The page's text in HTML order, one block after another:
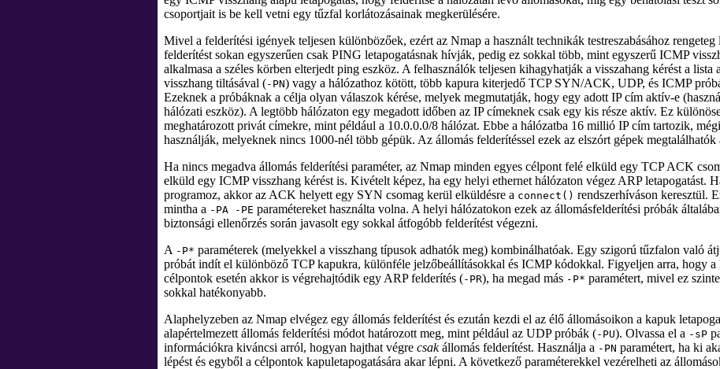
csoportjait is be kell vetni egy tűzfal korlátozásainak megkerülésére.
Mivel a felderítési igények teljesen különbözőek, ezért az Nmap a használt technikák testreszabásához
felderítést sokan egyszerűen csak PING letapogatásnak hívják, pedig ez sokkal több, mint egyszerű ICMP
alkalmasa a széles körben elterjedt ping eszköz. A felhasználók teljesen kihagyhatják a visszahang kérést a lista
visszhang tiltásával (-PN) vagy a hálózathoz kötött, több kapura kiterjedő TCP SYN/ACK, UDP, és ICMP
Ezeknek a próbáknak a célja olyan válaszok kérése, melyek megmutatják, hogy egy adott IP cím aktív-e
hálózati eszköz). A legtöbb hálózaton egy megadott időben az IP címeknek csak egy kis része aktív. Ez
meghatározott privát címekre, mint például a 10.0.0.0/8 hálózat. Ebbe a hálózatba 16 millió IP cím tartozik,
használják, melyeknek nincs 1000-nél több gépük. Az állomás felderítéssel ezek az elszórt gépek megtalálhatók
Ha nincs megadva állomás felderítési paraméter, az Nmap minden egyes célpont felé elküld egy TCP ACK
elküld egy ICMP visszhang kérést is. Kivételt képez, ha egy helyi ethernet hálózaton végez ARP letapogatást.
programoz, akkor az ACK helyett egy SYN csomag kerül elküldésre a connect() rendszerhíváson keresztül.
mintha a -PA -PE paramétereket használta volna. A helyi hálózatokon ezek az állomásfelderítési próbák
biztonsági ellenőrzés során javasolt egy sokkal átfogóbb felderítést végezni.
A -P* paraméterek (melyekkel a visszhang típusok adhatók meg) kombinálhatóak. Egy szigorú tűzfalon való
próbát indít el különböző TCP kapukra, különféle jelzőbeállításokkal és ICMP kódokkal. Figyeljen arra, hogy a
célpontok esetén akkor is végrehajtódik egy ARP felderítés (-PR), ha megad más -P* paramétert, mivel ez
sokkal hatékonyabb.
Alaphelyzeben az Nmap elvégez egy állomás felderítést és ezután kezdi el az élő állomásoikon a kapuk
alapértelmezett állomás felderítési módot határozott meg, mint például az UDP próbák (-PU). Olvassa el a -sP
információkra kiváncsi arról, hogyan hajthat végre csakállomás felderítést. Használja a -PN paramétert, ha ki
lépést és egyből a célpontok kapuletapogatására akar lépni. A következő paraméterekkel vezérelheti az